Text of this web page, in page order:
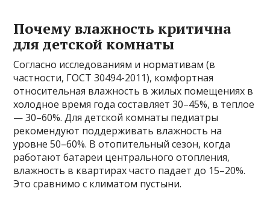
Почему влажность критична
для детской комнаты
Согласно исследованиям и нормативам (в
частности, ГОСТ 30494-2011), комфортная
относительная влажность в жилых помещениях в
холодное время года составляет 30–45%, в теплое
— 30–60%. Для детской комнаты педиатры
рекомендуют поддерживать влажность на
уровне 50–60%. В отопительный сезон, когда
работают батареи центрального отопления,
влажность в квартирах часто падает до 15–20%.
Это сравнимо с климатом пустыни.